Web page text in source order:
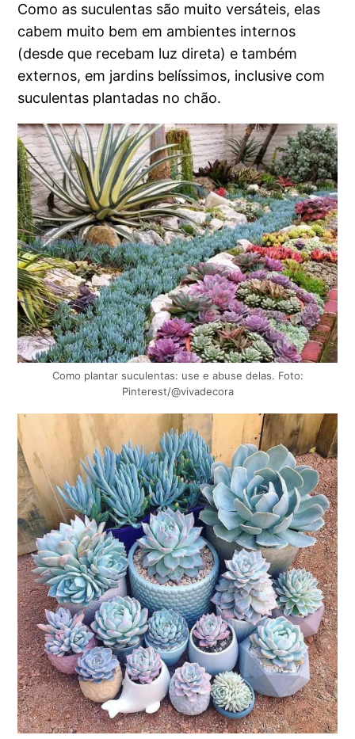
Como as suculentas são muito versáteis, elas
cabem muito bem em ambientes internos
(desde que recebam luz direta) e também
externos, em jardins belíssimos, inclusive com
suculentas plantadas no chão.
Como plantar suculentas: use e abuse delas. Foto:
Pinterest/@vivadecora